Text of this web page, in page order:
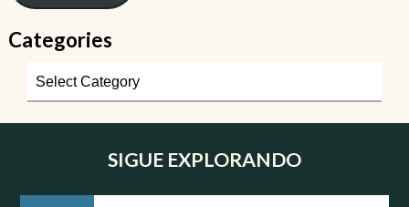
Categories
SIGUE EXPLORANDO